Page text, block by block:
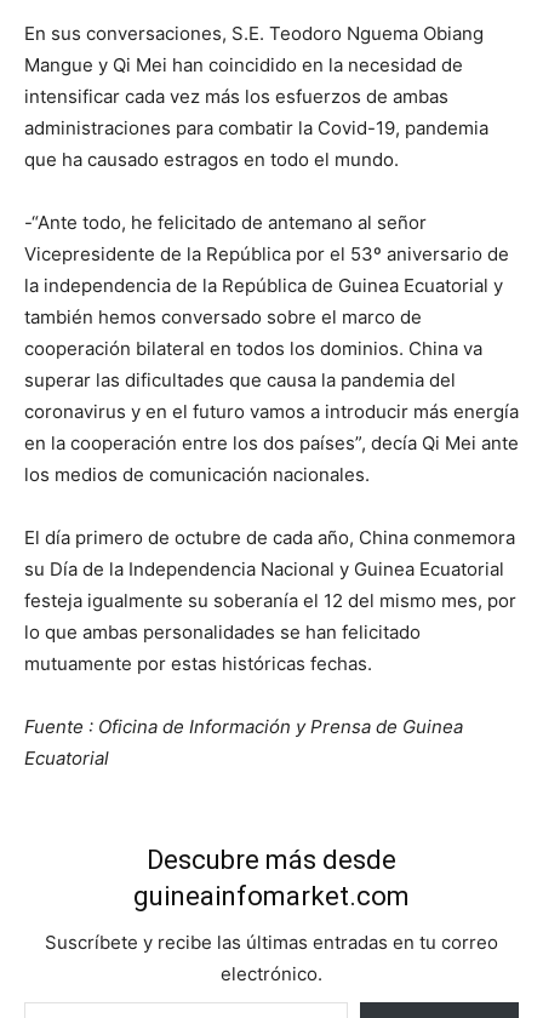
En sus conversaciones, S.E. Teodoro Nguema Obiang
Mangue y Qi Mei han coincidido en la necesidad de
intensificar cada vez más los esfuerzos de ambas
administraciones para combatir la Covid-19, pandemia
que ha causado estragos en todo el mundo.
-“Ante todo, he felicitado de antemano al señor
Vicepresidente de la República por el 53º aniversario de
la independencia de la República de Guinea Ecuatorial y
también hemos conversado sobre el marco de
cooperación bilateral en todos los dominios. China va
superar las dificultades que causa la pandemia del
coronavirus y en el futuro vamos a introducir más energía
en la cooperación entre los dos países”, decía Qi Mei ante
los medios de comunicación nacionales.
El día primero de octubre de cada año, China conmemora
su Día de la Independencia Nacional y Guinea Ecuatorial
festeja igualmente su soberanía el 12 del mismo mes, por
lo que ambas personalidades se han felicitado
mutuamente por estas históricas fechas.
Fuente : Oficina de Información y Prensa de Guinea
Ecuatorial
Descubre más desde
guineainfomarket.com
Suscríbete y recibe las últimas entradas en tu correo
electrónico.
Escribe tu correo electrónico…